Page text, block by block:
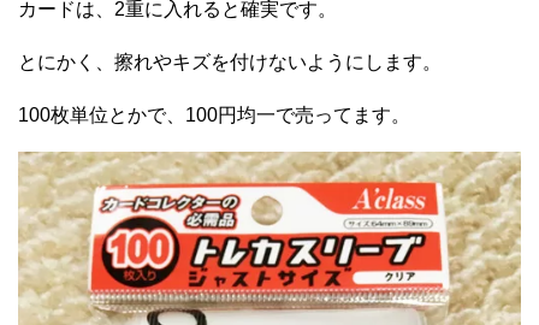
カードは、2重に入れると確実です。
とにかく、擦れやキズを付けないようにします。
100枚単位とかで、100円均一で売ってます。